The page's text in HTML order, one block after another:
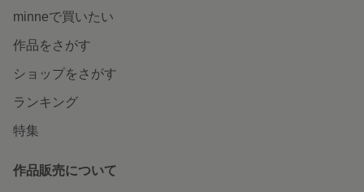
minneで買いたい
作品をさがす
ショップをさがす
ランキング
特集
作品販売について